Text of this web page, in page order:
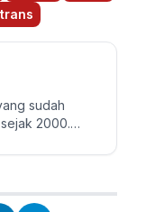
sudah
2000.
dari mobil